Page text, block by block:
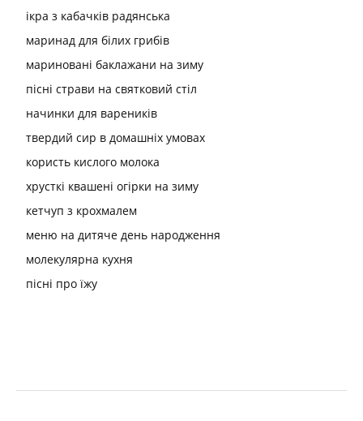
ікра з кабачків радянська
маринад для білих грибів
мариновані баклажани на зиму
пісні страви на святковий стіл
начинки для вареників
твердий сир в домашніх умовах
користь кислого молока
хрусткі квашені огірки на зиму
кетчуп з крохмалем
меню на дитяче день народження
молекулярна кухня
пісні про їжу